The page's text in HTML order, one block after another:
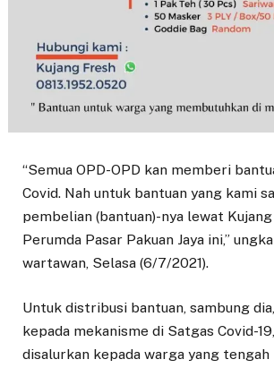
“Semua OPD-OPD kan memberi
Covid. Nah untuk bantuan yang kami
pembelian (bantuan)-nya lewat
Perumda Pasar Pakuan Jaya ini,”
wartawan, Selasa (6/7/2021).
Untuk distribusi bantuan, sambung
kepada mekanisme di Satgas Covid-
disalurkan kepada warga yang tengah